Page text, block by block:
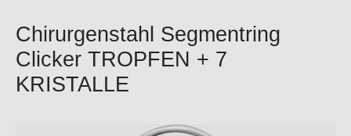
Chirurgenstahl Segmentring
Clicker TROPFEN + 7
KRISTALLE